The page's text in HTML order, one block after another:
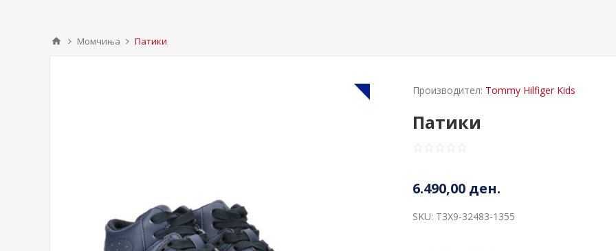
Момчиња Патики
Производител: Tommy Hilfiger Kids
Патики
6.490,00 ден.
SKU: T3X9-32483-1355